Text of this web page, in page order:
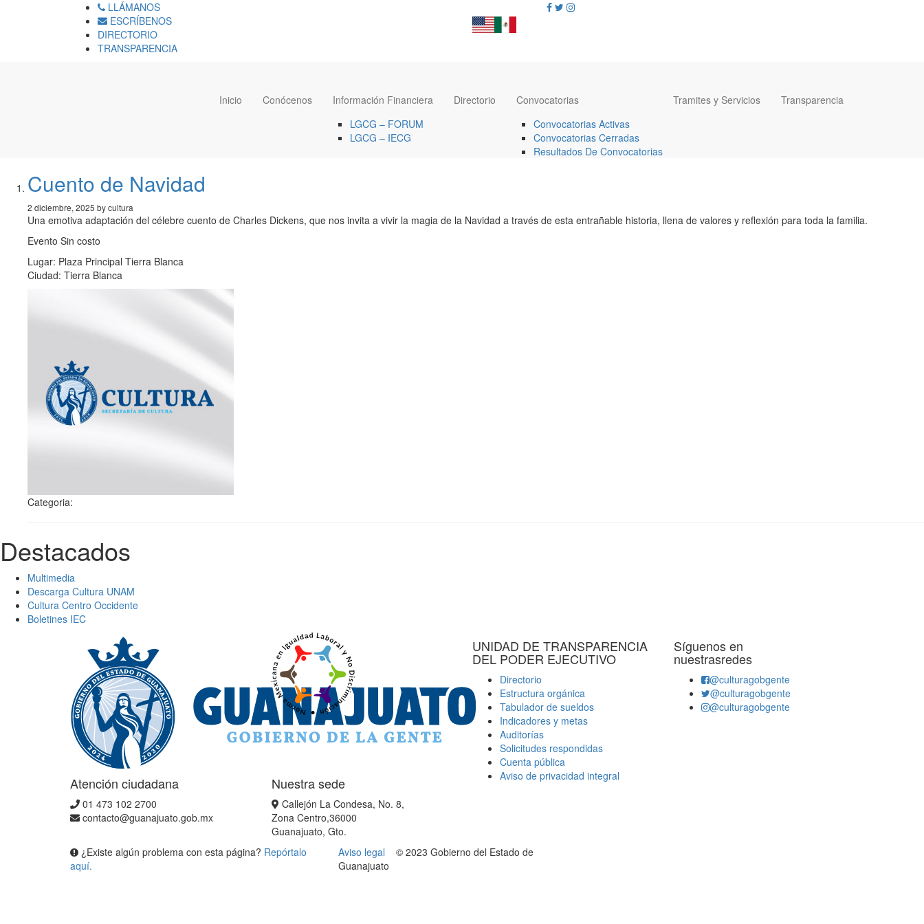
LLÁMANOS
ESCRÍBENOS
DIRECTORIO
TRANSPARENCIA
Inicio Conócenos
Información Financiera
LGCG – FORUM
LGCG – IECG
Directorio
Convocatorias
Convocatorias Activas
Convocatorias Cerradas
Resultados De Convocatorias
Tramites y Servicios Transparencia
Cuento de Navidad
2 diciembre, 2025 by cultura
Una emotiva adaptación del célebre cuento de Charles Dickens, que nos invita a vivir la magia de la Navidad a través de esta entrañable historia, llena de valores y reflexión para toda la familia.
Evento Sin costo
Lugar: Plaza Principal Tierra Blanca
Ciudad: Tierra Blanca
Categoria:
Destacados
Multimedia
Descarga Cultura UNAM
Cultura Centro Occidente
Boletines IEC
Atención ciudadana
01 473 102 2700
contacto@guanajuato.gob.mx
Nuestra sede
Callejón La Condesa, No. 8,
Zona Centro,36000
Guanajuato, Gto.
UNIDAD DE TRANSPARENCIA
DEL PODER EJECUTIVO
Directorio
Estructura orgánica
Tabulador de sueldos
Indicadores y metas
Auditorías
Solicitudes respondidas
Cuenta pública
Aviso de privacidad integral
Síguenos en
nuestrasredes
@culturagobgente
@culturagobgente
@culturagobgente
¿Existe algún problema con esta página? Repórtalo
aquí.
Aviso legal
© 2023 Gobierno del Estado de
Guanajuato